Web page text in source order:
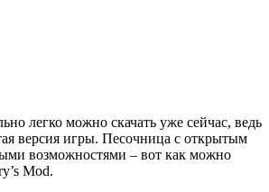
легко можно скачать уже сейчас, ведь
версия игры. Песочница с открытым
возможностями – вот как можно
Mod.